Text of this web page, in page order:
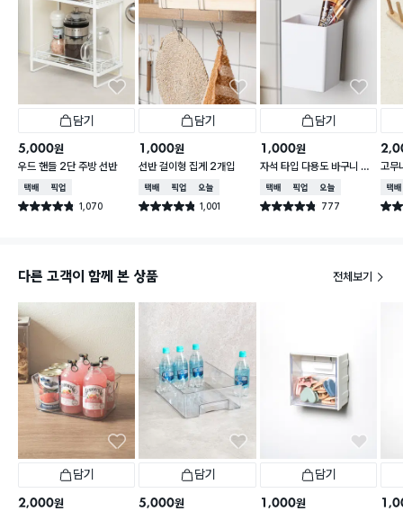
담기
5,000원
우드 핸들 2단 주방 선반
택배배송매장픽업
별점 4.8점 1,070
건 작성
담기
1,000원
선반 걸이형 집게 2개입
택배배송매장픽업오늘배송
별점 4.8점 1,001
건 작성
담기
1,000원
자석 타입 다용도 바구니 소
형
택배배송매장픽업오늘배송
별점 4.8점 777
건 작성
고무
택배
별점
다른 고객이 함께 본 상품 전체보기
담기
2,000원
담기
5,000원
담기
1,000원